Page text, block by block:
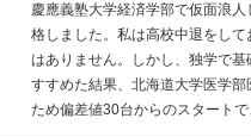
慶應義塾大学経済学部で仮面浪
格しました。私は高校中退をし
はありません。しかし、独学で
すすめた結果、北海道大学医学
ため偏差値30台からのスタート